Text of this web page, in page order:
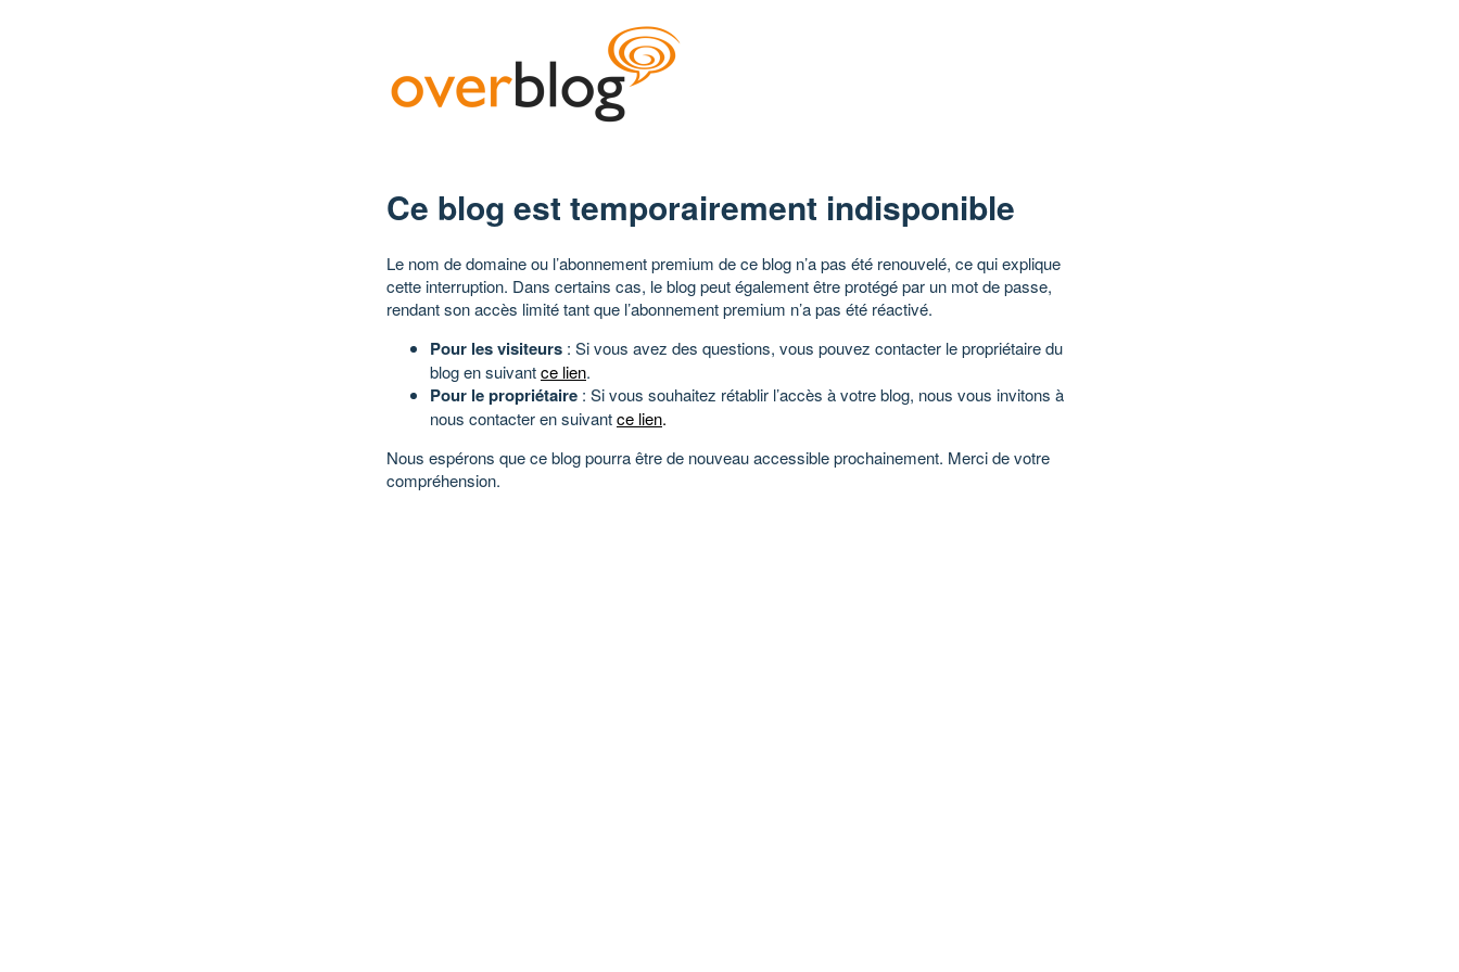
Ce blog est temporairement indisponible
Le nom de domaine ou l’abonnement premium de ce blog n’a pas été renouvelé, ce qui explique
cette interruption. Dans certains cas, le blog peut également être protégé par un mot de passe,
rendant son accès limité tant que l’abonnement premium n’a pas été réactivé.
Pour les visiteurs : Si vous avez des questions, vous pouvez contacter le propriétaire du
blog en suivantce lien.
Pour le propriétaire : Si vous souhaitez rétablir l’accès à votre blog, nous vous invitons à
nous contacter en suivantce lien.
Nous espérons que ce blog pourra être de nouveau accessible prochainement. Merci de votre
compréhension.